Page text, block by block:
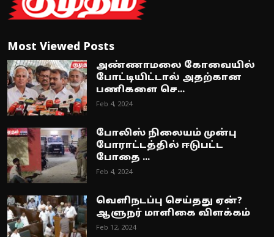
Most Viewed Posts
அண்ணாமலை கோவையில்
போட்டியிட்டால் அதற்கான
பணிகளை செ...
Feb 4, 2024
போலிஸ் நிலையம் முன்பு
போராட்டத்தில் ஈடுபட்ட
போதை ...
Feb 4, 2024
வெளிநடப்பு செய்தது ஏன்?
ஆளுநர் மாளிகை விளக்கம்
Feb 12, 2024